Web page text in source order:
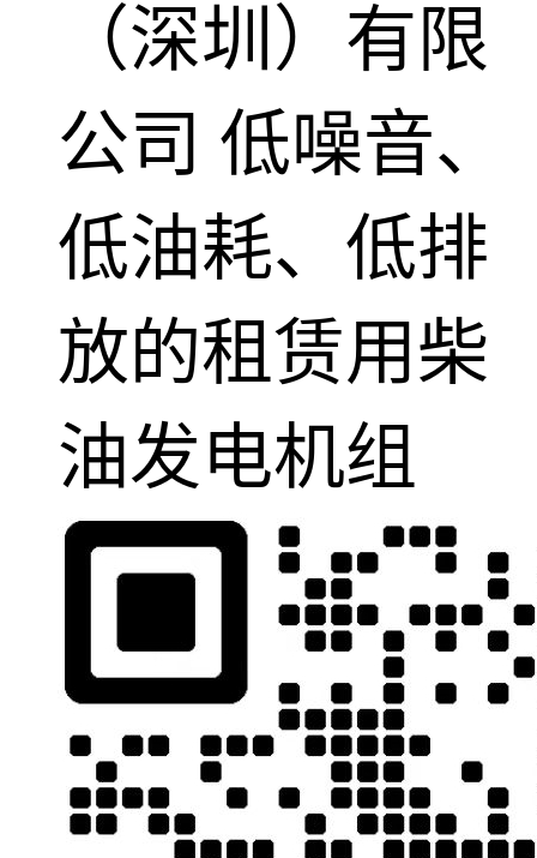
（深圳）有限
公司 低噪音、
低油耗、低排
放的租赁用柴
油发电机组